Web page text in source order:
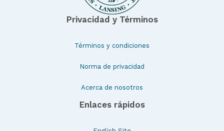
Privacidad y Términos
Términos y condiciones
Norma de privacidad
Acerca de nosotros
Enlaces rápidos